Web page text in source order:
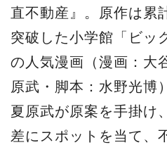
直不動産』。原作は累
突破した小学館「ビッ
の人気漫画（漫画：大
原武・脚本：水野光博
夏原武が原案を手掛け
差にスポットを当て、